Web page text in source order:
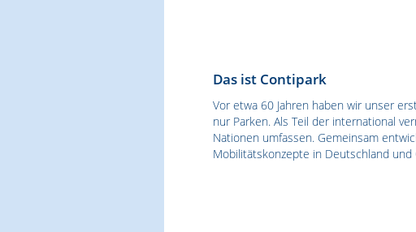
Das ist Contipark
Vor etwa 60 Jahren haben wir unser
nur Parken. Als Teil der international
Nationen umfassen. Gemeinsam
Mobilitätskonzepte in Deutschland